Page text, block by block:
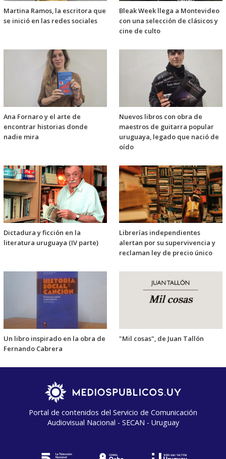
Martina Ramos, la escritora que
se inició en las redes sociales
Bleak Week llega a Montevideo
con una selección de clásicos y
cine de culto
Ana Fornaro y el arte de
encontrar historias donde
nadie mira
Nuevos libros con obra de
maestros de guitarra popular
uruguaya, legado que nació de
oído
Dictadura y ficción en la
literatura uruguaya (IV parte)
Librerías independientes
alertan por su supervivencia y
reclaman ley de precio único
Un libro inspirado en la obra de
Fernando Cabrera
"Mil cosas", de Juan Tallón
Portal de contenidos del Servicio de Comunicación
Audiovisual Nacional - SECAN - Uruguay